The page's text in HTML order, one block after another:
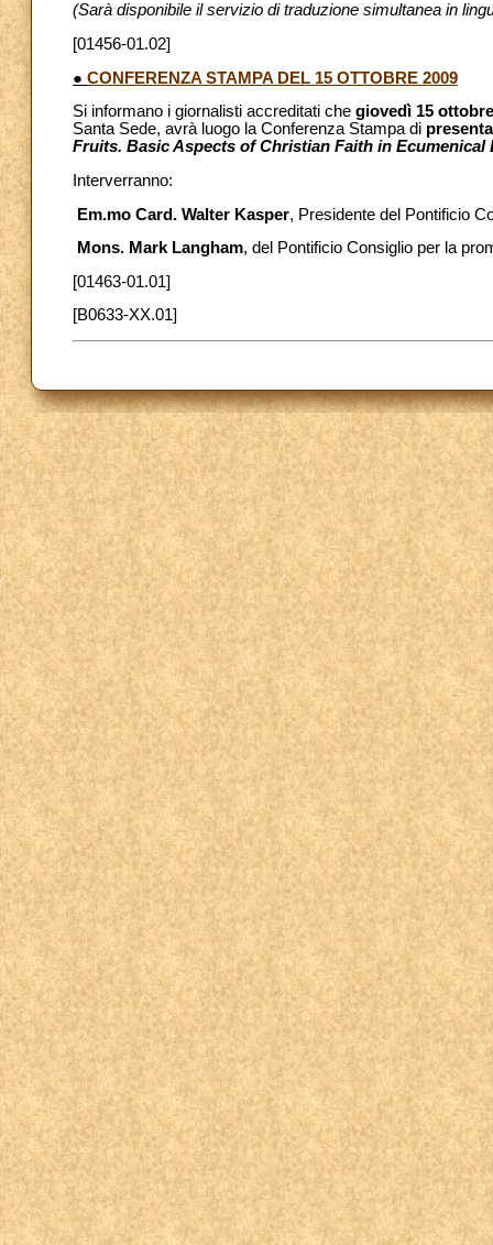
(Sarà disponibile il servizio di traduzione simultanea in
[01456-01.02]
● CONFERENZA STAMPA DEL 15 OTTOBRE 2009
Si informano i giornalisti accreditati che giovedì 15
Santa Sede, avrà luogo la Conferenza Stampa di
Fruits. Basic Aspects of Christian Faith in Ecumenical
Interverranno:
Em.mo Card. Walter Kasper, Presidente del Pontificio
Mons. Mark Langham, del Pontificio Consiglio per la
[01463-01.01]
[B0633-XX.01]